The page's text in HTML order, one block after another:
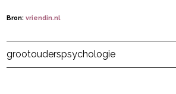
Bron:vriendin.nl
Post Views: 3.431
grootouderspsychologie